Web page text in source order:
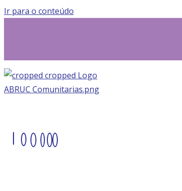
Ir para o conteúdo
|